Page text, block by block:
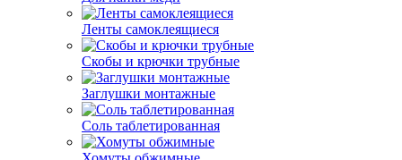
Ленты самоклеящиеся
Скобы и крючки трубные
Заглушки монтажные
Соль таблетированная